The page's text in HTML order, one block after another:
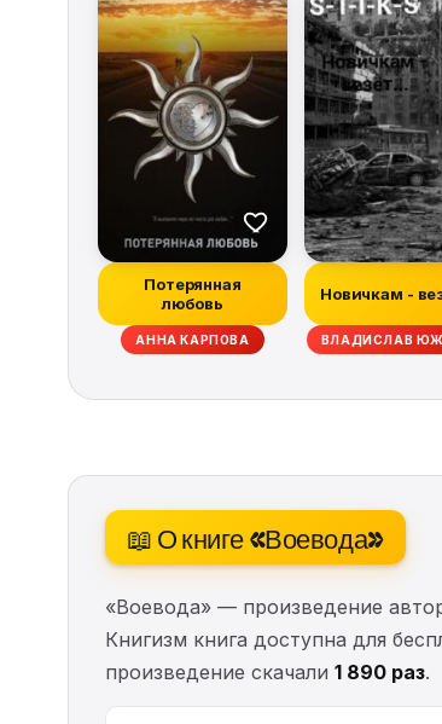
Потерянная
любовь
АННА КАРПОВА
Новичкам -
ВЛАДИСЛАВ
ХИЗЕР ГРЭМ, ДЭН АБНЕТТ, РЭЙЧЕЛ КЕЙН,
📖 О книге «Воевода»
«Воевода» — произведение
Книгизм книга доступна для
произведение скачали 1 890 раз.